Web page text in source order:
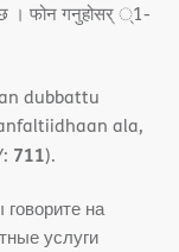
छ । फोन गनुहोसर् ्1-
dubbattu
ala,
711).
на
услуги